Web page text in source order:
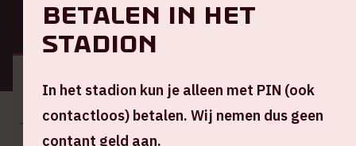
Locatie en tijd
Betalen in het
stadion
In het stadion kun je alleen met PIN (ook
contactloos) betalen. Wij nemen dus geen
contant geld aan.